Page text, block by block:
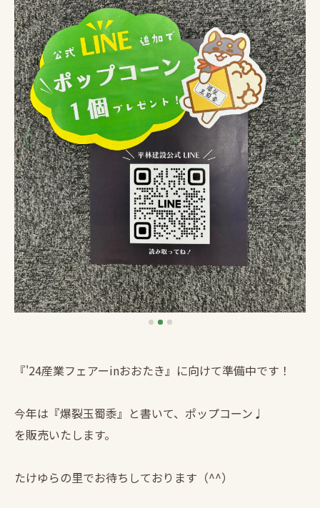
『'24産業フェアーinおおたき』に向けて準備中です！
今年は『爆裂玉蜀黍』と書いて、ポップコーン♩
を販売いたします。
たけゆらの里でお待ちしております（^^）